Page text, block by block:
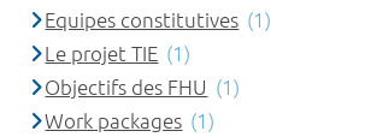
Equipes constitutives (1)
Le projet TIE (1)
Objectifs des FHU (1)
Work packages (1)